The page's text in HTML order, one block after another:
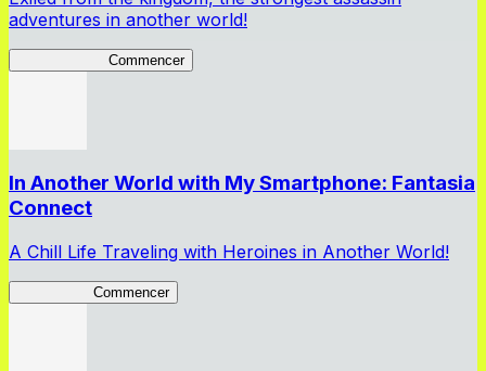
adventures in another world!
Commencer
In Another World with My Smartphone: Fantasia
Connect
A Chill Life Traveling with Heroines in Another World!
Commencer